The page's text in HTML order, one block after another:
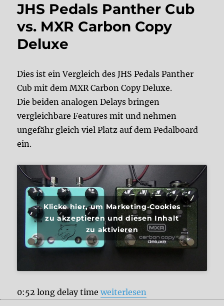
JHS Pedals Panther Cub
vs. MXR Carbon Copy
Deluxe
Dies ist ein Vergleich des JHS Pedals Panther
Cub mit dem MXR Carbon Copy Deluxe.
Die beiden analogen Delays bringen
vergleichbare Features mit und nehmen
ungefähr gleich viel Platz auf dem Pedalboard
ein.
Klicke hier, um Marketing-Cookies
zu akzeptieren und diesen Inhalt
zu aktivieren
0:52 long delay time„JHS Pedals Panther Cub vs.
weiterlesen